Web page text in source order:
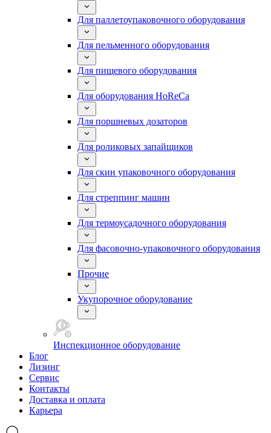
Для паллетоупаковочного оборудования
Для пельменного оборудования
Для пищевого оборудования
Для оборудования HoReCa
Для поршневых дозаторов
Для роликовых запайщиков
Для скин упаковочного оборудования
Для стреппинг машин
Для термоусадочного оборудования
Для фасовочно-упаковочного оборудования
Прочие
Укупорочное оборудование
Инспекционное оборудование
Блог
Лизинг
Сервис
Контакты
Доставка и оплата
Карьера